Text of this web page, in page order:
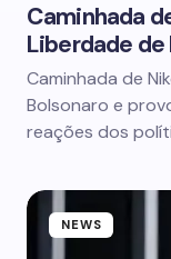
Caminhada
Liberdade de
Caminhada de
Bolsonaro e
reações dos
NEWS